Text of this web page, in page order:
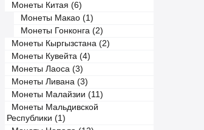
Монеты Китая (6)
Монеты Макао (1)
Монеты Гонконга (2)
Монеты Кыргызстана (2)
Монеты Кувейта (4)
Монеты Лаоса (3)
Монеты Ливана (3)
Монеты Малайзии (11)
Монеты Мальдивской
Республики (1)